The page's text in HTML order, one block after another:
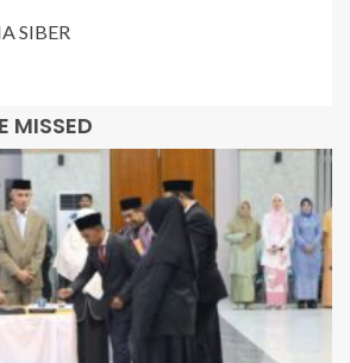
SIBER
MISSED